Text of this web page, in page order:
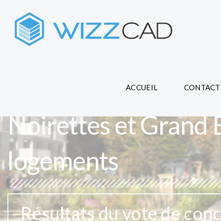
ACCUEIL CONTACT
Noirettes et Grand
logements
Résultats du vote de